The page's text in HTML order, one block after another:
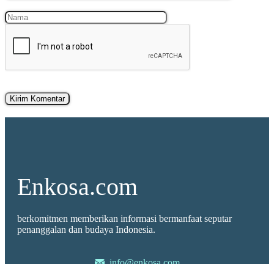
Nama Surel
Enkosa.com
berkomitmen memberikan informasi bermanfaat seputar
penanggalan dan budaya Indonesia.